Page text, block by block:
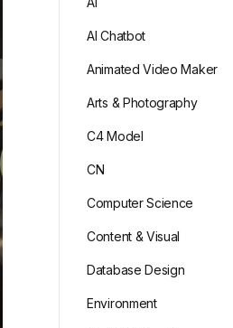
AI Chatbot
Animated Video Maker
Arts & Photography
C4 Model
CN
Computer Science
Content & Visual
Database Design
Environment